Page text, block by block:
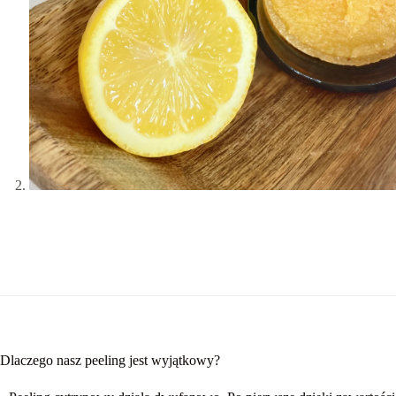
Dlaczego nasz peeling jest wyjątkowy?